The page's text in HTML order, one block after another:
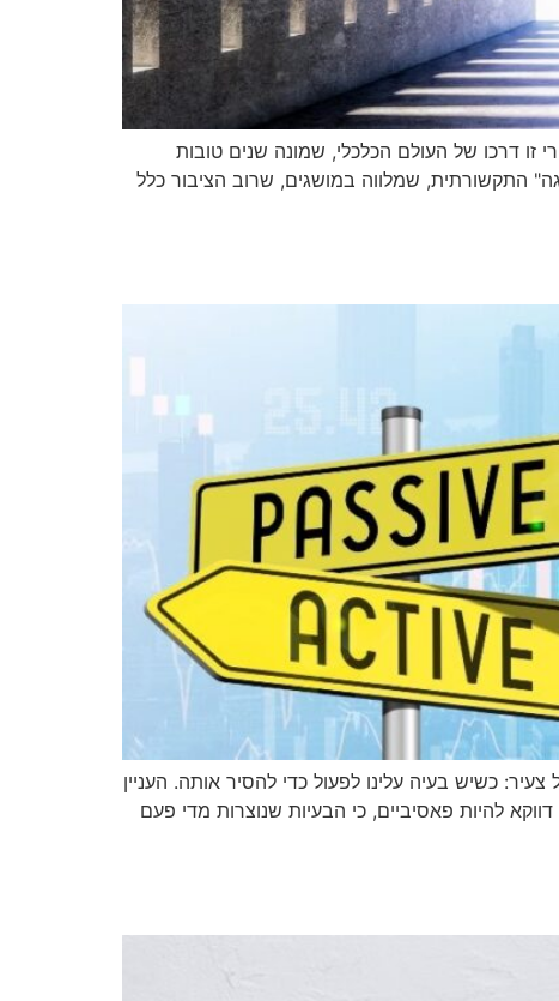
מיוחד? שהרי זו דרכו של העולם הכלכלי, שמונה שנים טובות
התקשורתית, שמלווה במושגים, שרוב הציבור כלל
כשיש בעיה עלינו לפעול כדי להסיר אותה. העניין
להיות פאסיביים, כי הבעיות שנוצרות מדי פעם